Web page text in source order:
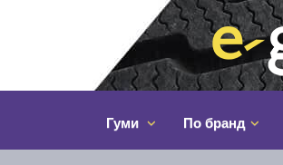
Гуми По бранд